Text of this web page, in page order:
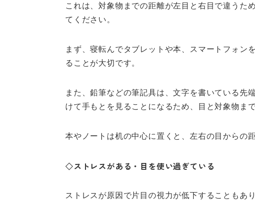
これは、対象物までの距離が左目と右目で違うた
てください。
まず、寝転んでタブレットや本、スマートフォン
ることが大切です。
また、鉛筆などの筆記具は、文字を書いている先
けて手もとを見ることになるため、目と対象物ま
本やノートは机の中心に置くと、左右の目からの
◇ストレスがある・目を使い過ぎている
ストレスが原因で片目の視力が低下することもあ